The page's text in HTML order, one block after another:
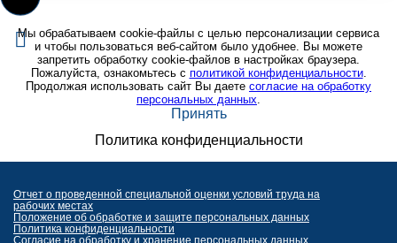
Мы обрабатываем cookie-файлы с целью персонализации сервиса
и чтобы пользоваться веб-сайтом было удобнее. Вы можете
запретить обработку cookie-файлов в настройках браузера.
Пожалуйста, ознакомьтесь с политикой конфиденциальности.
Продолжая использовать сайт Вы даете согласие на обработку
персональных данных.
Принять
Политика конфиденциальности
Отчет о проведенной специальной оценки условий труда на
рабочих местах
Положение об обработке и защите персональных данных
Политика конфиденциальности
Согласие на обработку и хранение персональных данных